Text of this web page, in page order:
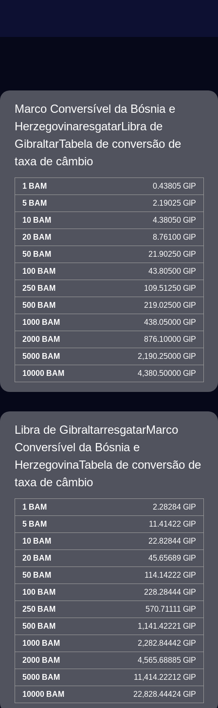
Marco Conversível da Bósnia e
HerzegovinaresgatarLibra de
GibraltarTabela de conversão de
taxa de câmbio
1 BAM 0.43805 GIP
5 BAM 2.19025 GIP
10 BAM 4.38050 GIP
20 BAM 8.76100 GIP
50 BAM 21.90250 GIP
100 BAM 43.80500 GIP
250 BAM 109.51250 GIP
500 BAM 219.02500 GIP
1000 BAM 438.05000 GIP
2000 BAM 876.10000 GIP
5000 BAM 2,190.25000 GIP
10000 BAM 4,380.50000 GIP
Libra de GibraltarresgatarMarco
Conversível da Bósnia e
HerzegovinaTabela de conversão de
taxa de câmbio
1 BAM 2.28284 GIP
5 BAM 11.41422 GIP
10 BAM 22.82844 GIP
20 BAM 45.65689 GIP
50 BAM 114.14222 GIP
100 BAM 228.28444 GIP
250 BAM 570.71111 GIP
500 BAM 1,141.42221 GIP
1000 BAM 2,282.84442 GIP
2000 BAM 4,565.68885 GIP
5000 BAM 11,414.22212 GIP
10000 BAM 22,828.44424 GIP